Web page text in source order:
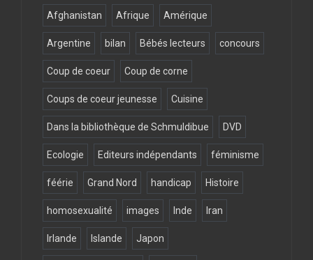
Afghanistan Afrique Amérique
Argentine bilan Bébés lecteurs concours
Coup de coeur Coup de corne
Coups de coeur jeunesse Cuisine
Dans la bibliothèque de Schmuldibue DVD
Ecologie Editeurs indépendants féminisme
féérie Grand Nord handicap Histoire
homosexualité images Inde Iran
Irlande Islande Japon